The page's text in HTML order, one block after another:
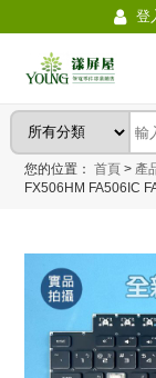
登
您的位置：首頁 > 產
FX506HM FA506IC